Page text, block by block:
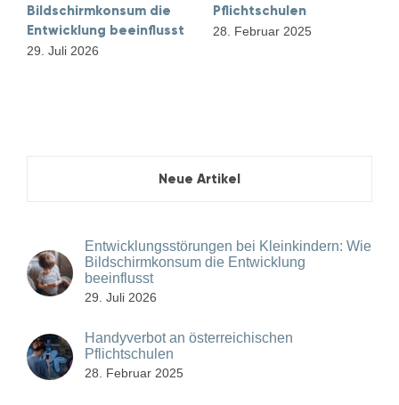
Bildschirmkonsum die
Entwicklung beeinflusst
29. Juli 2026
Pflichtschulen
28. Februar 2025
Neue Artikel
Entwicklungsstörungen bei Kleinkindern: Wie
Bildschirmkonsum die Entwicklung
beeinflusst
29. Juli 2026
Handyverbot an österreichischen
Pflichtschulen
28. Februar 2025